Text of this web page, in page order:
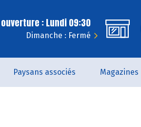
: Lundi 09:30
Dimanche : Fermé
Paysans associés Magazines